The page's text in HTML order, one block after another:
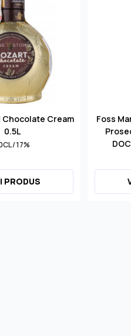
Cream
0.5L
/ 17%
PRODUS
Foss